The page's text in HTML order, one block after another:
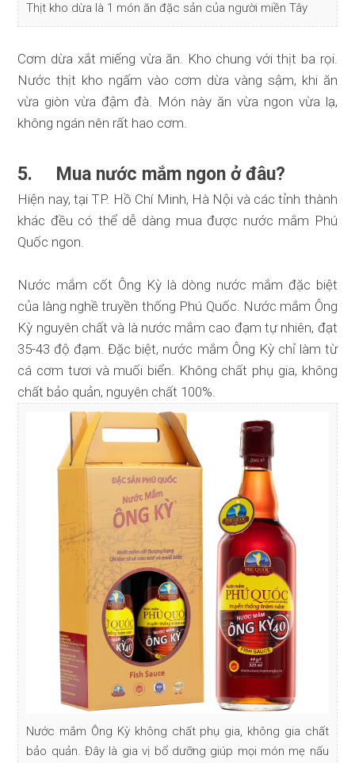
Thịt kho dừa là 1 món ăn đặc sản của người miền Tây
Cơm dừa xắt miếng vừa ăn. Kho chung với thịt ba rọi.
Nước thịt kho ngấm vào cơm dừa vàng sậm, khi ăn
vừa giòn vừa đậm đà. Món này ăn vừa ngon vừa lạ,
không ngán nên rất hao cơm.
5. Mua nước mắm ngon ở đâu?
Hiện nay, tại TP. Hồ Chí Minh, Hà Nội và các tỉnh thành
khác đều có thể dễ dàng mua được nước mắm Phú
Quốc ngon.
Nước mắm cốt Ông Kỳlà dòng nước mắm đặc biệt
của làng nghề truyền thống Phú Quốc. Nước mắm Ông
Kỳ nguyên chất và là nước mắm cao đạm tự nhiên, đạt
35-43 độ đạm. Đặc biệt, nước mắm Ông Kỳ chỉ làm từ
cá cơm tươi và muối biển. Không chất phụ gia, không
chất bảo quản, nguyên chất 100%.
Nước mắm Ông Kỳ không chất phụ gia, không gia chất
bảo quản. Đây là gia vị bổ dưỡng giúp mọi món mẹ nấu